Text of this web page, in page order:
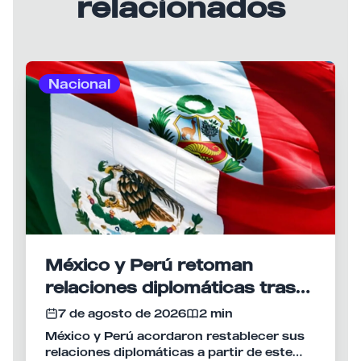
Nacional
México y Perú retoman
relaciones diplomáticas tras
meses de tensión
7 de agosto de 2026
2 min
México y Perú acordaron restablecer sus
relaciones diplomáticas a partir de este